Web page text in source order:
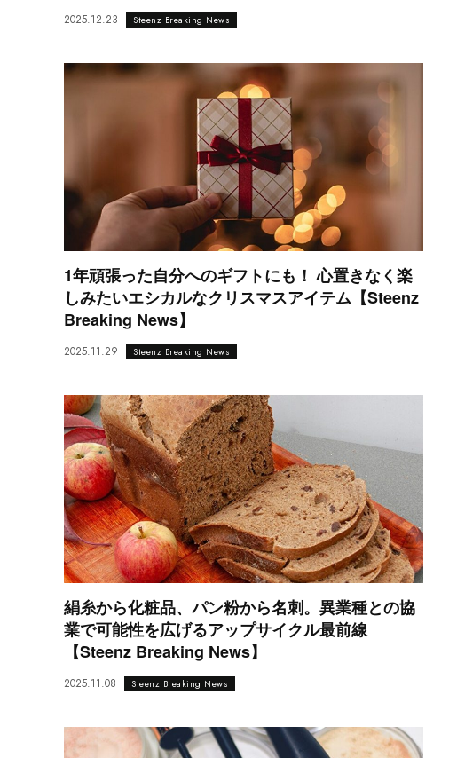
2025.12.23 Steenz Breaking News
1年頑張った自分へのギフトにも！ 心置きなく楽
しみたいエシカルなクリスマスアイテム【Steenz
Breaking News】
2025.11.29 Steenz Breaking News
絹糸から化粧品、パン粉から名刺。異業種との協
業で可能性を広げるアップサイクル最前線
【Steenz Breaking News】
2025.11.08 Steenz Breaking News